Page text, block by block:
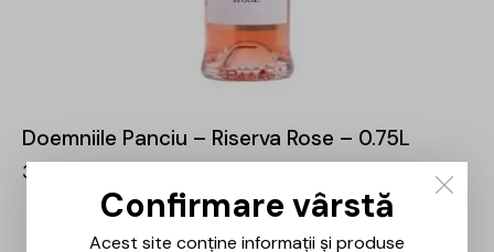
Doemniile Panciu – Riserva Rose – 0.75L
35,00
OUT OF STOCK
Confirmare vârstă
Acest site conține informații și produse